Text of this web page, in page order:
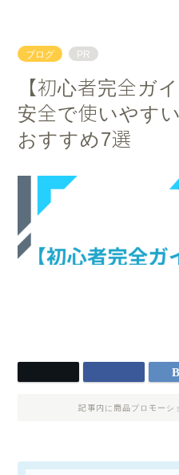
ブログ PR
【初心者完全ガ
全で使いやすい
すめ7選
記事内に商品プロモーシ